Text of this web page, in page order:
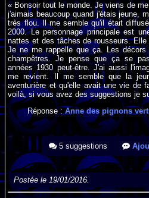
« Bonsoir tout le monde. Je viens de
j'aimais beaucoup quand j'étais jeune,
très flou. Il me semble qu'il était
2000. Le personnage principale est
nattes et des tâches de rousseurs.
Je ne me rappelle que ça. Les
champêtres. Je pense que ça se
années 1930 peut-être. J'ai aussi
me revient. Il me semble que la
aventurière et qu'elle avait une vie de
voilà, si vous avez des suggestions je
Réponse :Anne des pignons
5 suggestions
Postée le 19/01/2016.